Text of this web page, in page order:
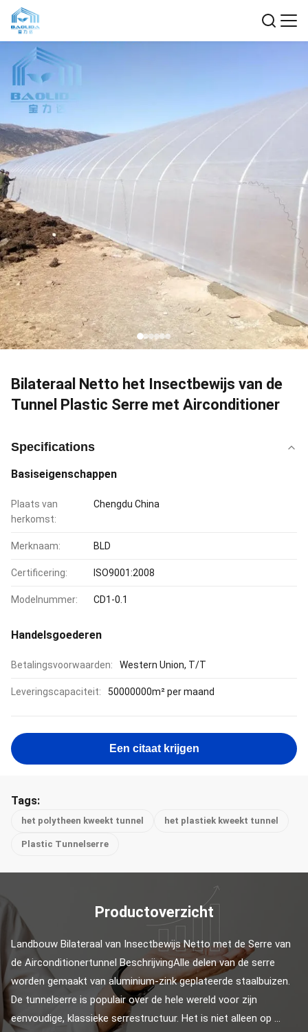
Bilateraal Netto het Insectbewijs van de
Tunnel Plastic Serre met Airconditioner
Specifications
Basiseigenschappen
Plaats van
herkomst:
Chengdu China
Merknaam: BLD
Certificering: ISO9001:2008
Modelnummer: CD1-0.1
Handelsgoederen
Betalingsvoorwaarden: Western Union, T/T
Leveringscapaciteit: 50000000m² per maand
Een citaat krijgen
Tags:
het polytheen kweekt tunnel het plastiek kweekt tunnel
Plastic Tunnelserre
Productoverzicht
Landbouw Bilateraal van Insectbewijs Netto met de Serre van
de Airconditionertunnel BeschrijvingAlle delen van de serre
worden gemaakt van aluminium-zink geplateerde staalbuizen.
De tunnelserre is populair over de hele wereld voor zijn
eenvoudige, klassieke serrestructuur. Het is niet alleen op ...